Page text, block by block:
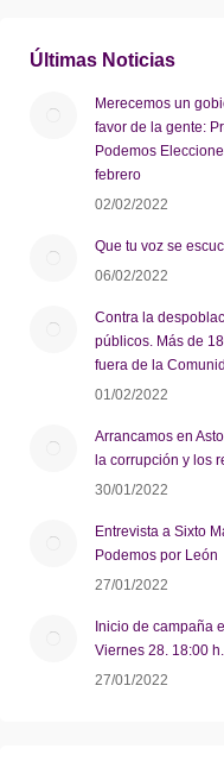
Últimas Noticias
Merecemos un
favor de la gente:
Podemos
febrero
02/02/2022
Que tu voz se
06/02/2022
Contra la
públicos. Más de
fuera de la
01/02/2022
Arrancamos en
la corrupción y los
30/01/2022
Entrevista a Sixto
Podemos por León
27/01/2022
Inicio de campaña
Viernes 28. 18:00
27/01/2022